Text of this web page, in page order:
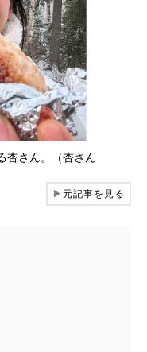
杏さん。（杏さん
▶元記事を見る